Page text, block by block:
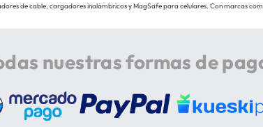
de cable, cargadores inalámbricos y MagSafe para celulares. Con marcas
nuestras formas de